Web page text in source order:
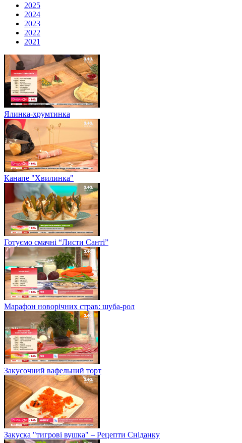
2025
2024
2023
2022
2021
Ялинка-хрумтинка
Канапе "Хвилинка"
Готуємо смачні “Листи Санті”
Марафон новорічних страв: шуба-рол
Закусочний вафельний торт
Закуска "тигрові вушка" – Рецепти Сніданку